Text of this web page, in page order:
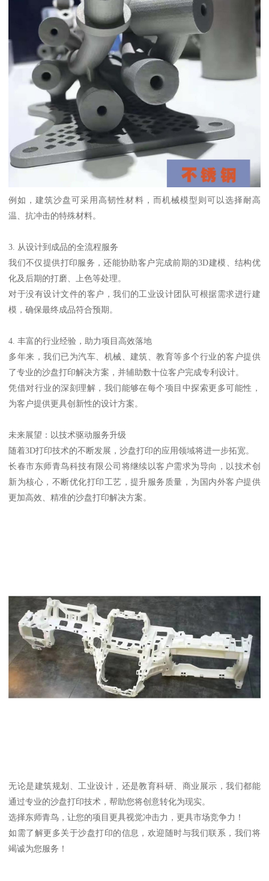
例如，建筑沙盘可采用高韧性材料，而机械模型则可以选择耐高
温、抗冲击的特殊材料。
3. 从设计到成品的全流程服务
我们不仅提供打印服务，还能协助客户完成前期的3D建模、结构优
化及后期的打磨、上色等处理。
对于没有设计文件的客户，我们的工业设计团队可根据需求进行建
模，确保最终成品符合预期。
4. 丰富的行业经验，助力项目高效落地
多年来，我们已为汽车、机械、建筑、教育等多个行业的客户提供
了专业的沙盘打印解决方案，并辅助数十位客户完成专利设计。
凭借对行业的深刻理解，我们能够在每个项目中探索更多可能性，
为客户提供更具创新性的设计方案。
未来展望：以技术驱动服务升级
随着3D打印技术的不断发展，沙盘打印的应用领域将进一步拓宽。
长春市东师青鸟科技有限公司将继续以客户需求为导向，以技术创
新为核心，不断优化打印工艺，提升服务质量，为国内外客户提供
更加高效、精准的沙盘打印解决方案。
无论是建筑规划、工业设计，还是教育科研、商业展示，我们都能
通过专业的沙盘打印技术，帮助您将创意转化为现实。
选择东师青鸟，让您的项目更具视觉冲击力，更具市场竞争力！
如需了解更多关于沙盘打印的信息，欢迎随时与我们联系，我们将
竭诚为您服务！